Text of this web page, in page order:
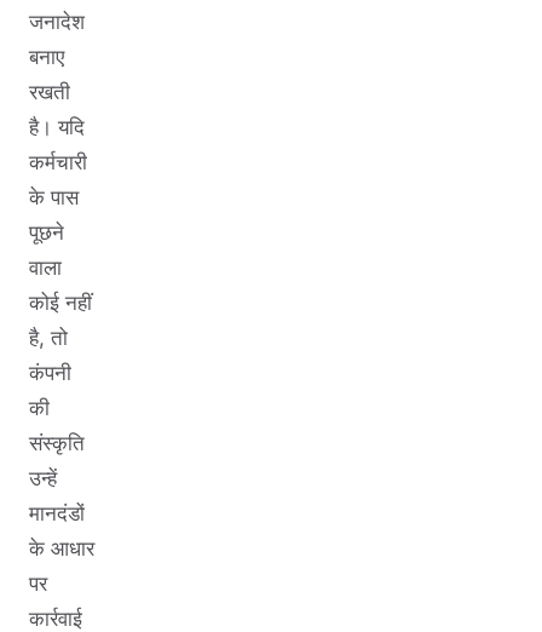
जनादेश
बनाए
रखती
है। यदि
कर्मचारी
के पास
पूछने
वाला
कोई नहीं
है, तो
कंपनी
की
संस्कृति
उन्हें
मानदंडों
के आधार
पर
कार्रवाई